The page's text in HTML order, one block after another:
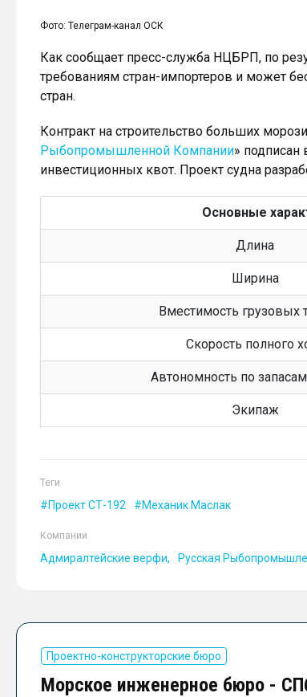
Фото: Телеграм-канал ОСК
Как сообщает пресс-служба НЦБРП, по
требованиям стран-импортеров и может
стран.
Контракт на строительство больших
Рыбопромышленной Компании» подписан
инвестиционных квот. Проект судна
Основные
Длина
Ширина
Вместимость грузовых
Скорость полного
Автономность по
Экипаж
Теги
Проект СТ-192 Механик Маслак
Компании
Адмиралтейские верфи Русская
Проектно-конструкторские бюро
Морское инженерное бюро -